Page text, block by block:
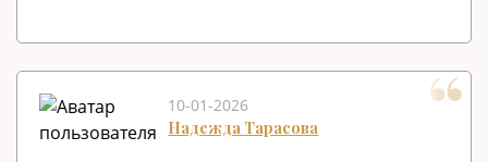
10-01-2026
Надежда Тарасова